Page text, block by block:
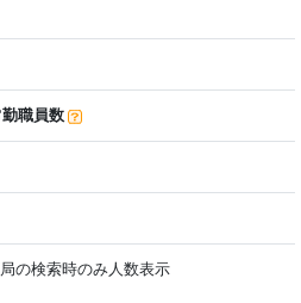
職員数
の検索時のみ人数表示